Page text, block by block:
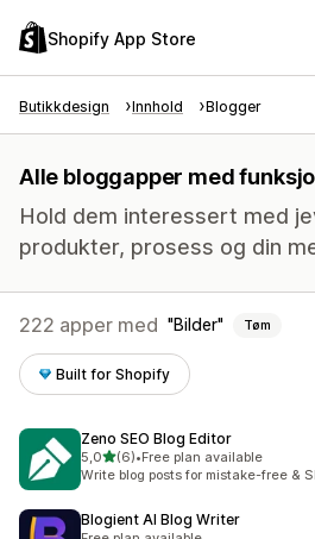
Shopify App Store
Butikkdesign Innhold Blogger
Alle bloggapper med
Hold dem interessert med
produkter, prosess og din
222 apper med Bilder Tøm
Built for Shopify
Zeno SEO Blog Editor
5,0av 5 stjerner
(6)
Totalt 6 omtaler
•Free plan available
Write blog posts for mistake-free &
Blogient AI Blog Writer